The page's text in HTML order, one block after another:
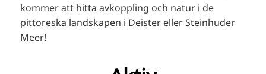
kommer att hitta avkoppling och natur i de
pittoreska landskapen i Deister eller Steinhuder
Meer!